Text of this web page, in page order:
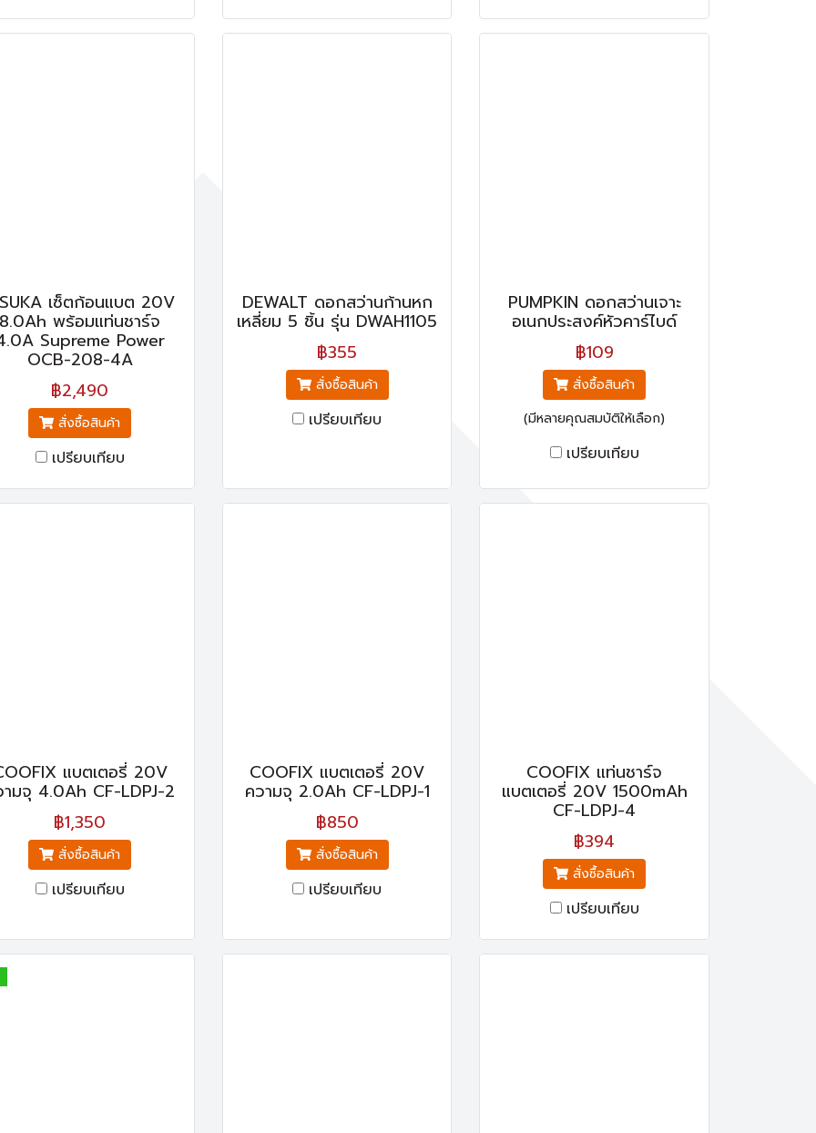
เซ็ตก้อนแบต 20V
8.0Ah พร้อมแท่นชาร์จ
Supreme Power
OCB-208-4A
฿2,490
สั่งซื้อสินค้า
เปรียบเทียบ
DEWALT ดอกสว่านก้านหก
เหลี่ยม 5 ชิ้น รุ่น DWAH1105
฿355
สั่งซื้อสินค้า
เปรียบเทียบ
PUMPKIN ดอกสว่านเจาะ
อเนกประสงค์หัวคาร์ไบด์
฿109
สั่งซื้อสินค้า
(มีหลายคุณสมบัติให้เลือก)
เปรียบเทียบ
แบตเตอรี่ 20V
มจุ 4.0Ah CF-LDPJ-2
฿1,350
สั่งซื้อสินค้า
เปรียบเทียบ
COOFIX แบตเตอรี่ 20V
ความจุ 2.0Ah CF-LDPJ-1
฿850
สั่งซื้อสินค้า
เปรียบเทียบ
COOFIX แท่นชาร์จ
แบตเตอรี่ 20V 1500mAh
CF-LDPJ-4
฿394
สั่งซื้อสินค้า
เปรียบเทียบ